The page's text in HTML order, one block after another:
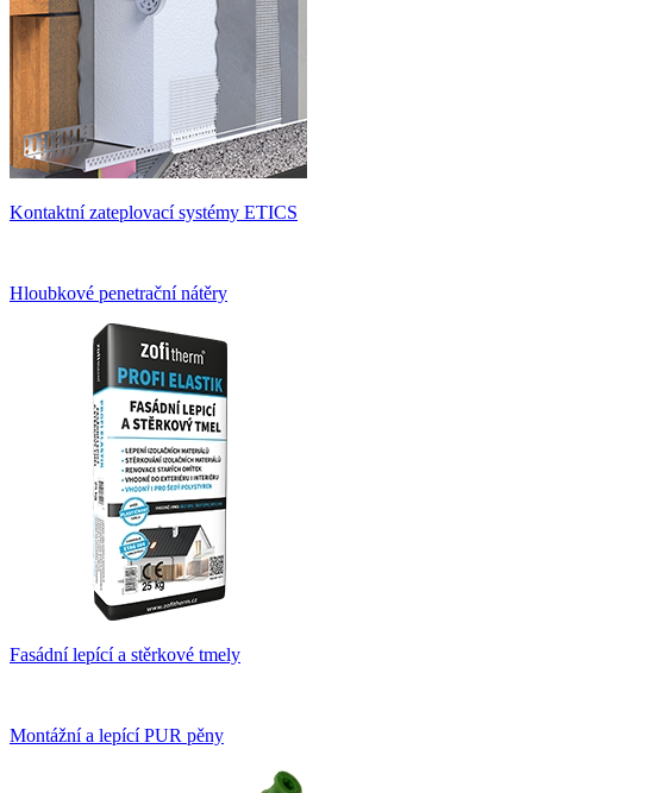
Kontaktní zateplovací systémy ETICS
Hloubkové penetrační nátěry
Fasádní lepící a stěrkové tmely
Montážní a lepící PUR pěny